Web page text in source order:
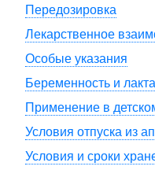
Передозировка
Лекарственное
Особые указания
Беременность и
Применение в
Условия отпуска из
Условия и сроки